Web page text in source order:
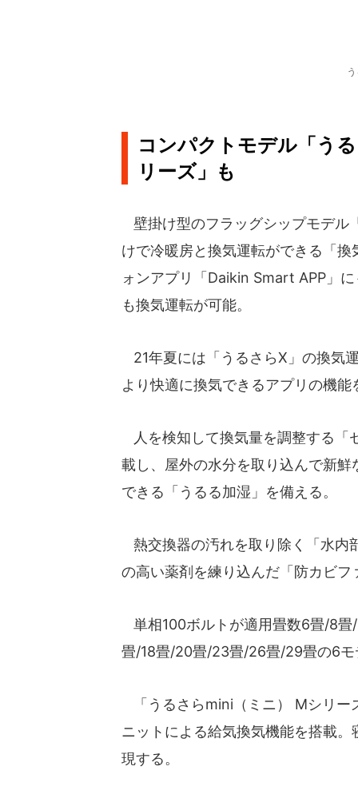
コンパクトモデル「う
リーズ」も
壁掛け型のフラッグシップモデル
けで冷暖房と換気運転ができる「
ォンアプリ「Daikin Smart APP」
も換気運転が可能。
21年夏には「うるさらX」の換気
より快適に換気できるアプリの機
人を検知して換気量を調整する「
載し、屋外の水分を取り込んで新
できる「うるる加湿」を備える。
熱交換器の汚れを取り除く「水内
の高い薬剤を練り込んだ「防カビ
単相100ボルトが適用畳数6畳/8
畳/18畳/20畳/23畳/26畳/29畳の6モ
「うるさらmini（ミニ） Mシリー
ニットによる給気換気機能を搭載
現する。